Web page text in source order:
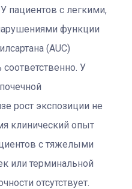
У пациентов с легкими,
функции
(AUC)
соответственно. У
рост экспозиции не
клинический опыт
с тяжелыми
или терминальной
отсутствует.